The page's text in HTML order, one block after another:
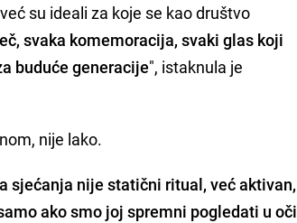
su ideali za koje se kao društvo
svaka komemoracija, svaki glas koji
buduće generacije", istaknula je
nije lako.
sjećanja nije statični ritual, već aktivan,
ako smo joj spremni pogledati u oči